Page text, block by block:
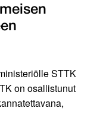
STTK
on osallistunut